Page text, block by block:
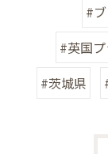
#
#英国
#茨城県